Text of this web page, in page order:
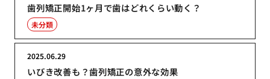
歯列矯正開始1ヶ月で歯はどれくらい動く？
未分類
いびき改善も？歯列矯正の意外な効果
2025.06.29